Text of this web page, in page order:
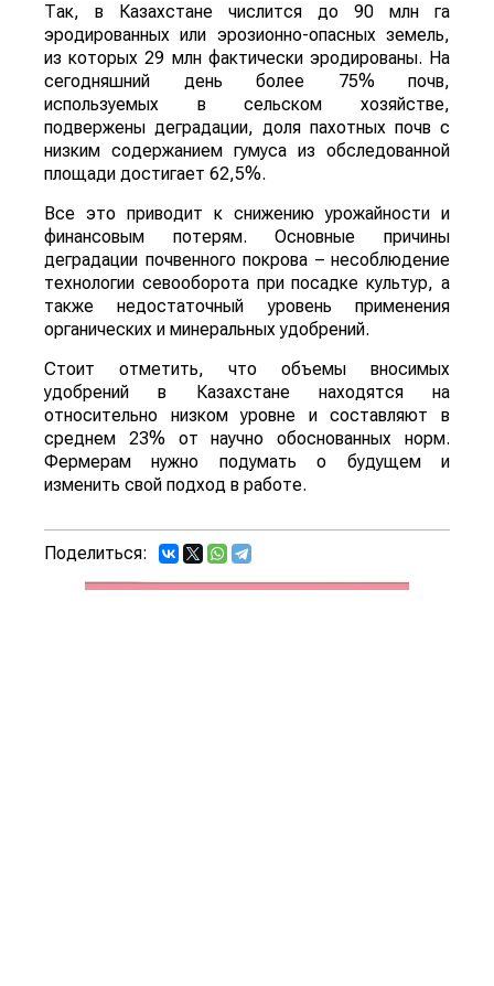
Так, в Казахстане числится до 90 млн га
эродированных или эрозионно-опасных земель,
из которых 29 млн фактически эродированы. На
сегодняшний день более 75% почв,
используемых в сельском хозяйстве,
подвержены деградации, доля пахотных почв с
низким содержанием гумуса из обследованной
площади достигает 62,5%.
Все это приводит к снижению урожайности и
финансовым потерям. Основные причины
деградации почвенного покрова – несоблюдение
технологии севооборота при посадке культур, а
также недостаточный уровень применения
органических и минеральных удобрений.
Стоит отметить, что объемы вносимых
удобрений в Казахстане находятся на
относительно низком уровне и составляют в
среднем 23% от научно обоснованных норм.
Фермерам нужно подумать о будущем и
изменить свой подход в работе.
Поделиться: